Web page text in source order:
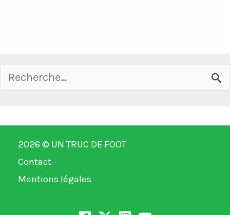
Rechercher :
2026 © UN TRUC DE FOOT
Contact
Mentions légales